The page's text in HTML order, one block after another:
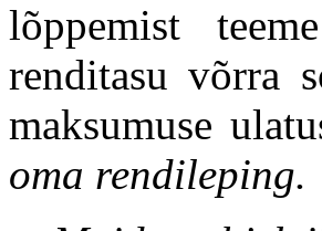
lõppemist
renditasu võrra
maksumuse
oma rendileping.